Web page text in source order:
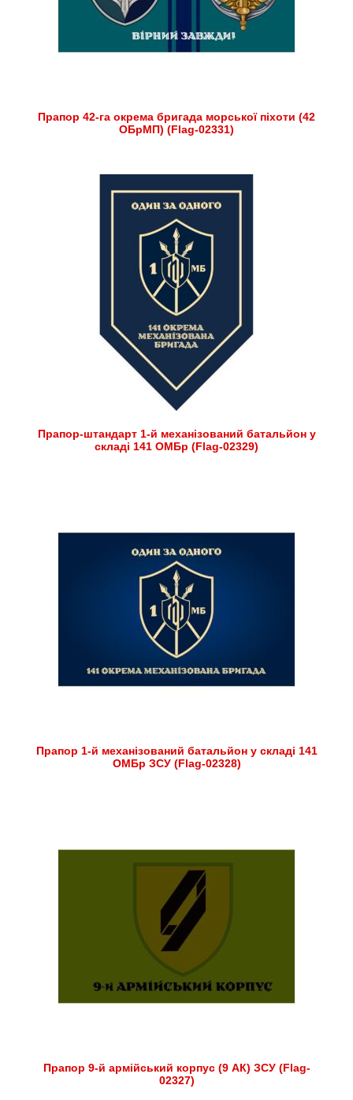
Прапор 42-га окрема бригада морської піхоти (42
ОБрМП) (Flag-02331)
Прапор-штандарт 1-й механізований батальйон у
складі 141 ОМБр (Flag-02329)
Прапор 1-й механізований батальйон у складі 141
ОМБр ЗСУ (Flag-02328)
Прапор 9-й армійський корпус (9 АК) ЗСУ (Flag-
02327)